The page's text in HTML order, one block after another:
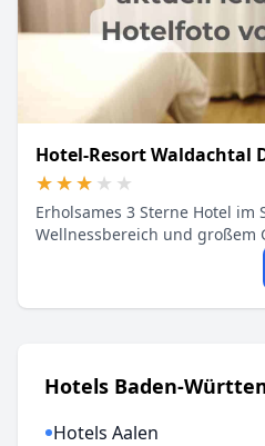
Hotel-Resort Waldachtal
★★★★★
★★★★★
Erholsames 3 Sterne Hotel im
Wellnessbereich und großem
Hotels Baden-
Hotels Aalen